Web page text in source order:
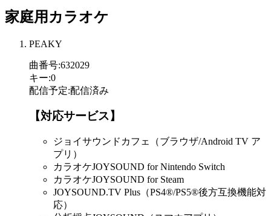
家庭用カラオケ
PEAKY
曲番号:632029
キー:0
配信予定:配信済み
【対応サービス】
ジョイサウンドカフェ（ブラウザ/Android TV ア
プリ）
カラオケJOYSOUND for Nintendo Switch
カラオケJOYSOUND for Steam
JOYSOUND.TV Plus（PS4®/PS5®後方互換機能対
応）